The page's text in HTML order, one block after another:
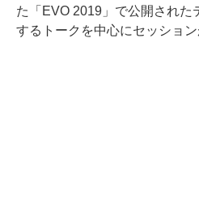
た「EVO 2019」で公開された
するトークを中心にセッション